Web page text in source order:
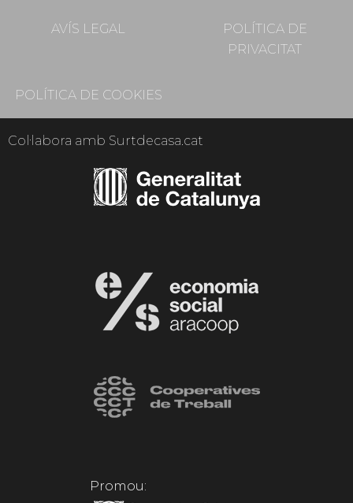
AVÍS LEGAL
POLÍTICA DE
PRIVACITAT
POLÍTICA DE COOKIES
Col·labora amb Surtdecasa.cat
Promou: